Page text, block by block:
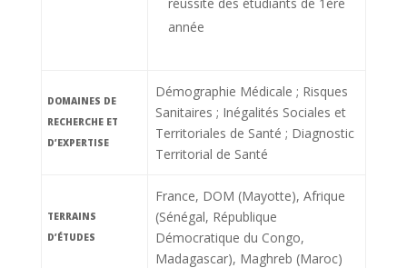
année
DOMAINES DE
RECHERCHE ET
D’EXPERTISE
Démographie Médicale ; Risques
Sanitaires ; Inégalités Sociales et
Territoriales de Santé ; Diagnostic
Territorial de Santé
TERRAINS
D’ÉTUDES
France, DOM (Mayotte), Afrique
(Sénégal, République
Démocratique du Congo,
Madagascar), Maghreb (Maroc)